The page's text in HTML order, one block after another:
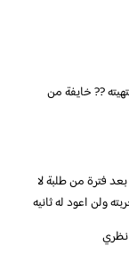
?? خايفة من
فترة من طلبة لا
ولن اعود له ثانيه
نظري